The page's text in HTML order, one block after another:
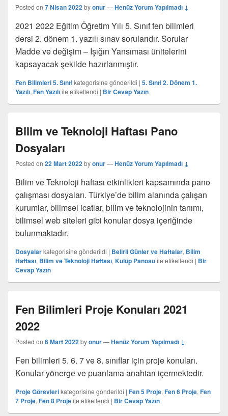
Posted on 7 Nisan 2022byonur—Henüz Yorum Yapılmadı ↓
2021 2022 Eğitim Öğretim Yılı 5. Sınıf fen bilimleri
dersi 2. dönem 1. yazılı sınav sorularıdır. Sorular
Madde ve değişim – Işığın Yansıması ünitelerini
kapsayacak şekilde hazırlanmıştır.
Fen Bilimleri 5. Sınıfkategorisine gönderildi | 5. Sınıf 2. Dönem 1.
Yazılı, Fen Yazılıile etiketlendi | Bir Cevap Yazın
Bilim ve Teknoloji Haftası Pano
Dosyaları
Posted on 22 Mart 2022byonur—Henüz Yorum Yapılmadı ↓
Bilim ve Teknoloji haftası etkinlikleri kapsamında pano
çalışması dosyaları. Türkiye’de bilim alanında çalışan
kurumlar, bilimsel icatlar, bilim ve teknolojinin tanımı,
bilimsel web siteleri gibi konular dosya içeriğinde
bulunmaktadır.
Dosyalarkategorisine gönderildi | Belirli Günler ve Haftalar, Bilim
Haftası, Bilim ve Teknoloji Haftası, Kulüp Panosuile etiketlendi | Bir
Cevap Yazın
Fen Bilimleri Proje Konuları 2021
2022
Posted on 6 Mart 2022byonur—Henüz Yorum Yapılmadı ↓
Fen bilimleri 5. 6. 7 ve 8. sınıflar için proje konuları.
Konular yönerge ve puanlama anahtarı içermektedir.
Proje Görevlerikategorisine gönderildi | Fen 5 Proje, Fen 6 Proje, Fen
7 Proje, Fen 8 Projeile etiketlendi | Bir Cevap Yazın